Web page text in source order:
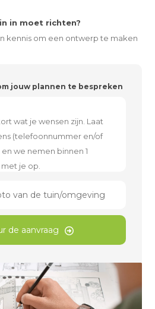
in moet richten?
kennis om een ontwerp te maken
jouw plannen te bespreken
van de tuin/omgeving
de aanvraag